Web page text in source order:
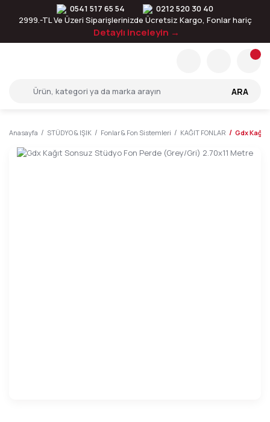
0541 517 65 54
0212 520 30 40
2999.-TL Ve Üzeri Siparişlerinizde Ücretsiz Kargo, Fonlar hariç
Detaylı inceleyin →
ARA
Anasayfa STÜDYO & IŞIK Fonlar & Fon Sistemleri KAĞIT FONLAR Gdx